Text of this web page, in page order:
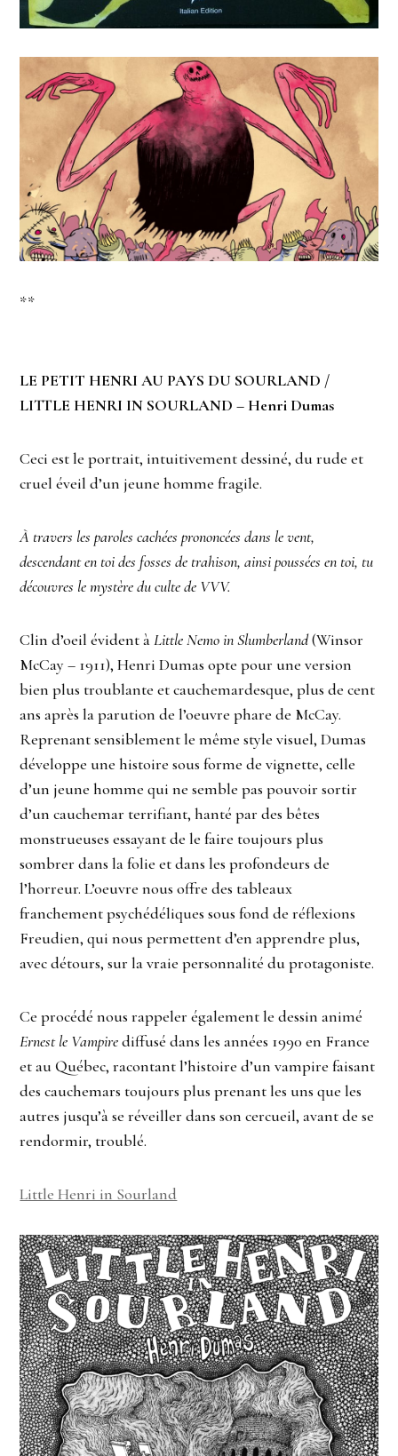
**
LE PETIT HENRI AU PAYS DU SOURLAND /
LITTLE HENRI IN SOURLAND – Henri Dumas
Ceci est le portrait, intuitivement dessiné, du rude et
cruel éveil d’un jeune homme fragile.
À travers les paroles cachées prononcées dans le vent,
descendant en toi des fosses de trahison, ainsi poussées en toi, tu
découvres le mystère du culte de VVV.
Clin d’oeil évident àLittle Nemo in Slumberland(Winsor
McCay – 1911), Henri Dumas opte pour une version
bien plus troublante et cauchemardesque, plus de cent
ans après la parution de l’oeuvre phare de McCay.
Reprenant sensiblement le même style visuel, Dumas
développe une histoire sous forme de vignette, celle
d’un jeune homme qui ne semble pas pouvoir sortir
d’un cauchemar terrifiant, hanté par des bêtes
monstrueuses essayant de le faire toujours plus
sombrer dans la folie et dans les profondeurs de
l’horreur. L’oeuvre nous offre des tableaux
franchement psychédéliques sous fond de réflexions
Freudien, qui nous permettent d’en apprendre plus,
avec détours, sur la vraie personnalité du protagoniste.
Ce procédé nous rappeler également le dessin animé
Ernest le Vampirediffusé dans les années 1990 en France
et au Québec, racontant l’histoire d’un vampire faisant
des cauchemars toujours plus prenant les uns que les
autres jusqu’à se réveiller dans son cercueil, avant de se
rendormir, troublé.
Little Henri in Sourland